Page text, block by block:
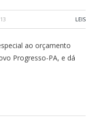
LEIS
ao orçamento
Progresso-PA, e dá